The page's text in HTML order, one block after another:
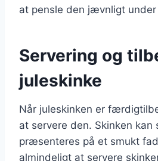
at pensle den jævnligt under
Servering og
juleskinke
Når juleskinken er
at servere den. Skinken
præsenteres på et smukt
almindeligt at servere